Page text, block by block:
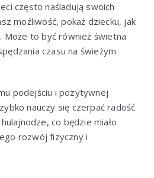
często naśladują swoich
możliwość, pokaż dziecku, jak
Może to być również świetna
czasu na świeżym
podejściu i pozytywnej
nauczy się czerpać radość
co będzie miało
rozwój fizyczny i